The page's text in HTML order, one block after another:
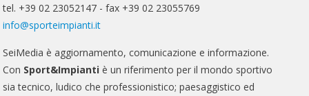
tel. +39 02 23052147 - fax +39 02 23055769
info@sporteimpianti.it
SeiMedia è aggiornamento, comunicazione e informazione.
Con Sport&Impianti è un riferimento per il mondo sportivo
sia tecnico, ludico che professionistico; paesaggistico ed